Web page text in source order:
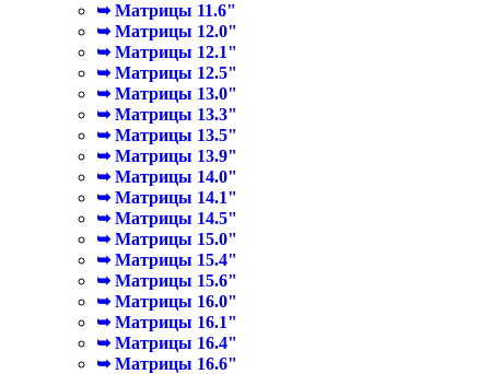
➥ Матрицы 11.6"
➥ Матрицы 12.0"
➥ Матрицы 12.1"
➥ Матрицы 12.5"
➥ Матрицы 13.0"
➥ Матрицы 13.3"
➥ Матрицы 13.5"
➥ Матрицы 13.9"
➥ Матрицы 14.0"
➥ Матрицы 14.1"
➥ Матрицы 14.5"
➥ Матрицы 15.0"
➥ Матрицы 15.4"
➥ Матрицы 15.6"
➥ Матрицы 16.0"
➥ Матрицы 16.1"
➥ Матрицы 16.4"
➥ Матрицы 16.6"